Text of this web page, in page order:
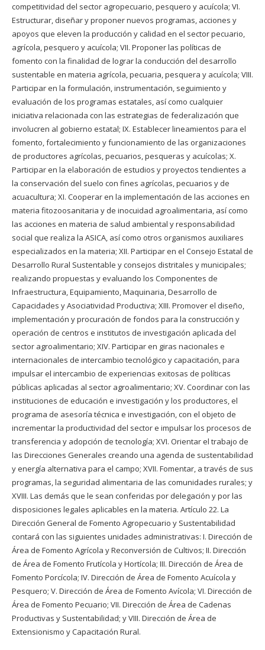
competitividad del sector agropecuario, pesquero y acuícola; VI.
Estructurar, diseñar y proponer nuevos programas, acciones y
apoyos que eleven la producción y calidad en el sector pecuario,
agrícola, pesquero y acuícola; VII. Proponer las políticas de
fomento con la finalidad de lograr la conducción del desarrollo
sustentable en materia agrícola, pecuaria, pesquera y acuícola; VIII.
Participar en la formulación, instrumentación, seguimiento y
evaluación de los programas estatales, así como cualquier
iniciativa relacionada con las estrategias de federalización que
involucren al gobierno estatal; IX. Establecer lineamientos para el
fomento, fortalecimiento y funcionamiento de las organizaciones
de productores agrícolas, pecuarios, pesqueras y acuícolas; X.
Participar en la elaboración de estudios y proyectos tendientes a
la conservación del suelo con fines agrícolas, pecuarios y de
acuacultura; XI. Cooperar en la implementación de las acciones en
materia fitozoosanitaria y de inocuidad agroalimentaria, así como
las acciones en materia de salud ambiental y responsabilidad
social que realiza la ASICA, así como otros organismos auxiliares
especializados en la materia; XII. Participar en el Consejo Estatal de
Desarrollo Rural Sustentable y consejos distritales y municipales;
realizando propuestas y evaluando los Componentes de
Infraestructura, Equipamiento, Maquinaria, Desarrollo de
Capacidades y Asociatividad Productiva; XIII. Promover el diseño,
implementación y procuración de fondos para la construcción y
operación de centros e institutos de investigación aplicada del
sector agroalimentario; XIV. Participar en giras nacionales e
internacionales de intercambio tecnológico y capacitación, para
impulsar el intercambio de experiencias exitosas de políticas
públicas aplicadas al sector agroalimentario; XV. Coordinar con las
instituciones de educación e investigación y los productores, el
programa de asesoría técnica e investigación, con el objeto de
incrementar la productividad del sector e impulsar los procesos de
transferencia y adopción de tecnología; XVI. Orientar el trabajo de
las Direcciones Generales creando una agenda de sustentabilidad
y energía alternativa para el campo; XVII. Fomentar, a través de sus
programas, la seguridad alimentaria de las comunidades rurales; y
XVIII. Las demás que le sean conferidas por delegación y por las
disposiciones legales aplicables en la materia. Artículo 22. La
Dirección General de Fomento Agropecuario y Sustentabilidad
contará con las siguientes unidades administrativas: I. Dirección de
Área de Fomento Agrícola y Reconversión de Cultivos; II. Dirección
de Área de Fomento Frutícola y Hortícola; III. Dirección de Área de
Fomento Porcícola; IV. Dirección de Área de Fomento Acuícola y
Pesquero; V. Dirección de Área de Fomento Avícola; VI. Dirección de
Área de Fomento Pecuario; VII. Dirección de Área de Cadenas
Productivas y Sustentabilidad; y VIII. Dirección de Área de
Extensionismo y Capacitación Rural.